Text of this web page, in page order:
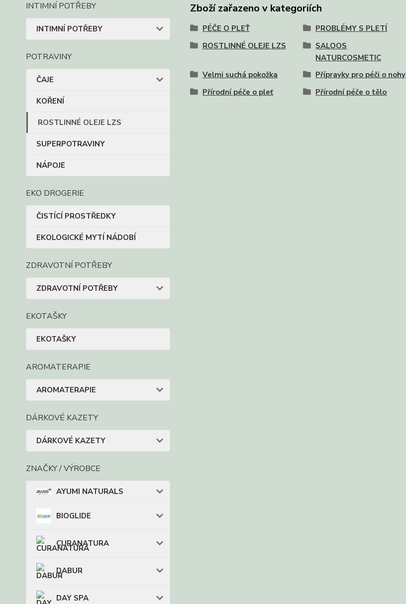
INTIMNÍ POTŘEBY
INTIMNÍ POTŘEBY
POTRAVINY
ČAJE
KOŘENÍ
ROSTLINNÉ OLEJE LZS
SUPERPOTRAVINY
NÁPOJE
EKO DROGERIE
ČISTÍCÍ PROSTŘEDKY
EKOLOGICKÉ MYTÍ NÁDOBÍ
ZDRAVOTNÍ POTŘEBY
ZDRAVOTNÍ POTŘEBY
EKOTAŠKY
EKOTAŠKY
AROMATERAPIE
AROMATERAPIE
DÁRKOVÉ KAZETY
DÁRKOVÉ KAZETY
ZNAČKY / VÝROBCE
AYUMI NATURALS
BIOGLIDE
CURANATURA
DABUR
DAY SPA
Zboží zařazeno v kategoriích
PÉČE O PLEŤ PROBLÉMY S PLETÍ
ROSTLINNÉ OLEJE LZS
SALOOS
NATURCOSMETIC
Velmi suchá pokožka Přípravky pro péči o nohy
Přírodní péče o pleť
Přírodní péče o tělo